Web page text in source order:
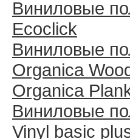
Виниловые
Ecoclick
Виниловые
Organica
Organica
Виниловые
Vinyl basic